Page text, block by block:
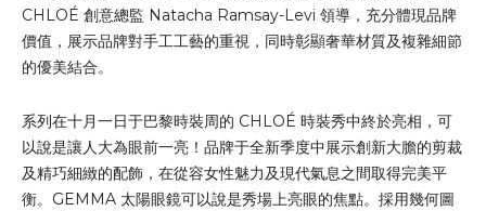
CHLOÉ 創意總監 Natacha Ramsay-Levi 領導，充分體現品牌
價值，展示品牌對手工工藝的重視，同時彰顯奢華材質及複雜細節
的優美結合。
系列在十月一日于巴黎時裝周的 CHLOÉ 時裝秀中終於亮相，可
以說是讓人大為眼前一亮！品牌于全新季度中展示創新大膽的剪裁
及精巧細緻的配飾，在從容女性魅力及現代氣息之間取得完美平
衡。GEMMA 太陽眼鏡可以說是秀場上亮眼的焦點。採用幾何圖